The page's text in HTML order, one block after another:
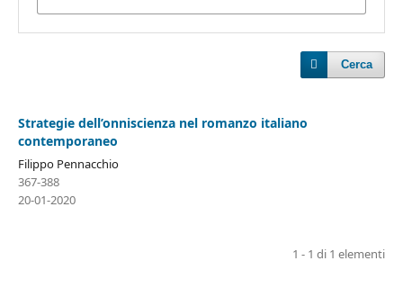
Cerca
Strategie dell’onniscienza nel romanzo italiano
contemporaneo
Filippo Pennacchio
367-388
20-01-2020
1 - 1 di 1 elementi